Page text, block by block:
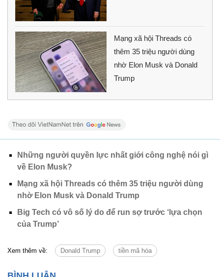
Mạng xã hội Threads có
thêm 35 triệu người dùng
nhờ Elon Musk và Donald
Trump
Những người quyền lực nhất giới công nghệ nói gì
về Elon Musk?
Mạng xã hội Threads có thêm 35 triệu người dùng
nhờ Elon Musk và Donald Trump
Big Tech có vô số lý do để run sợ trước ‘lựa chọn
của Trump’
Xem thêm về: Donald Trump tiền mã hóa